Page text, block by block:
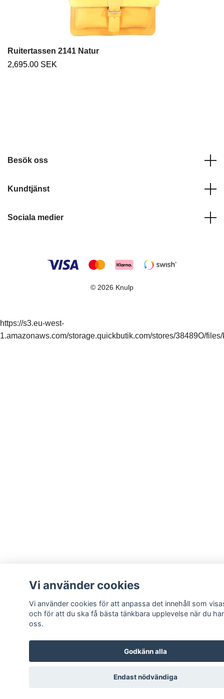
Ruitertassen 2141 Natur
2,695.00 SEK
Besök oss
Kundtjänst
Sociala medier
© 2026 Knulp
https://s3.eu-west-
1.amazonaws.com/storage.quickbutik.com/stores/38489O/
Vi använder cookies
Vi använder cookies för att anpassa det innehåll som
och för att du ska få bästa tänkbara upplevelse när du
oss.
Godkänn alla
Endast nödvändiga